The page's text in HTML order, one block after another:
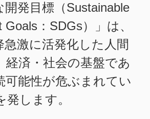
開発目標（Sustainable
Goals：SDGs）」は、
急激に活発化した人間
経済・社会の基盤であ
可能性が危ぶまれてい
発します。